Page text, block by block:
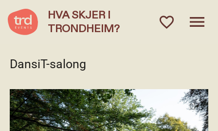
HVA SKJER I
TRONDHEIM?
favorite_outlinedmenu
DansiT-salong
fullscreen